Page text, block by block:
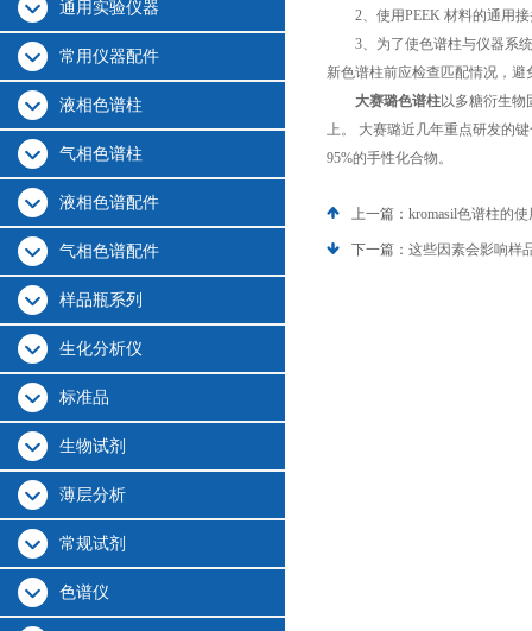
通用实验仪器
常用仪器配件
液相色谱柱
气相色谱柱
液相色谱配件
气相色谱配件
样品瓶系列
生化分析仪
标准品
生物试剂
薄层分析
常规试剂
色谱仪
2、使用PEEK 材料的通用接
3、为了使色谱柱与仪器系统
新色谱柱前应检查匹配情况，
大赛璐色谱柱以多糖衍生物
上。 大赛璐近几年重点研发的
95%的手性化合物。
上一篇： kromasil色谱柱的
下一篇： 这些因素会影响样